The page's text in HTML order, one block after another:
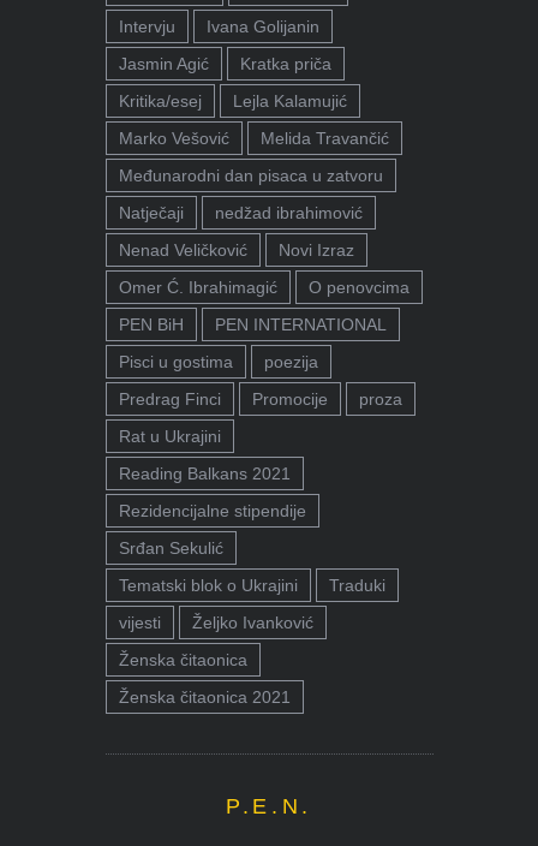
Intervju
Ivana Golijanin
Jasmin Agić
Kratka priča
Kritika/esej
Lejla Kalamujić
Marko Vešović
Melida Travančić
Međunarodni dan pisaca u zatvoru
Natječaji
nedžad ibrahimović
Nenad Veličković
Novi Izraz
Omer Ć. Ibrahimagić
O penovcima
PEN BiH
PEN INTERNATIONAL
Pisci u gostima
poezija
Predrag Finci
Promocije
proza
Rat u Ukrajini
Reading Balkans 2021
Rezidencijalne stipendije
Srđan Sekulić
Tematski blok o Ukrajini
Traduki
vijesti
Željko Ivanković
Ženska čitaonica
Ženska čitaonica 2021
P.E.N.